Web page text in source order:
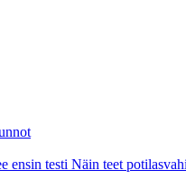
ensin testi Näin teet